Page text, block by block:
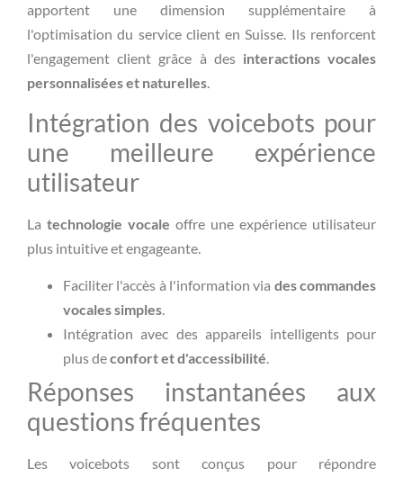
apportent une dimension supplémentaire à
l'optimisation du service client en Suisse. Ils renforcent
l'engagement client grâce à des interactions vocales
personnalisées et naturelles.
Intégration des voicebots pour
une meilleure expérience
utilisateur
La technologie vocale offre une expérience utilisateur
plus intuitive et engageante.
Faciliter l'accès à l'information via des commandes
vocales simples.
Intégration avec des appareils intelligents pour
plus deconfort et d'accessibilité.
Réponses instantanées aux
questions fréquentes
Les voicebots sont conçus pour répondre